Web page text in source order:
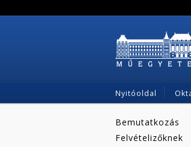
Nyitóoldal
Bemutatkozás
Felvételizőknek